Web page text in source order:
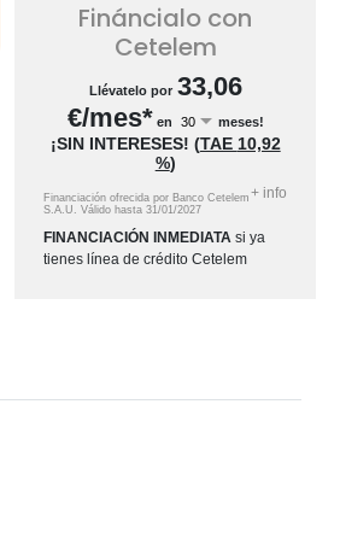
Fináncialo con
Cetelem
Llévatelo por 33,06
€/mes* en meses!
¡SIN INTERESES! (TAE 10,92
%)
Financiación ofrecida por Banco Cetelem
S.A.U.Válido hasta31/01/2027
+ info
FINANCIACIÓN INMEDIATA si ya
tienes línea de crédito Cetelem